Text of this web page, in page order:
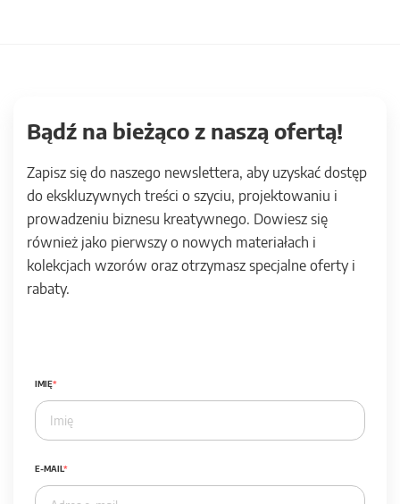
Bądź na bieżąco z naszą ofertą!
Zapisz się do naszego newslettera, aby uzyskać dostęp
do ekskluzywnych treści o szyciu, projektowaniu i
prowadzeniu biznesu kreatywnego. Dowiesz się
również jako pierwszy o nowych materiałach i
kolekcjach wzorów oraz otrzymasz specjalne oferty i
rabaty.
IMIĘ
E-MAIL